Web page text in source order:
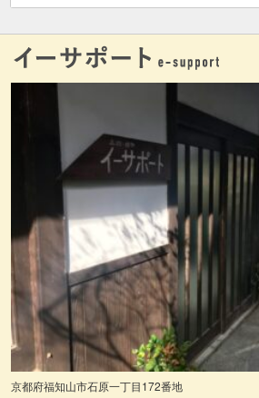
京都府福知山市石原一丁目172番地